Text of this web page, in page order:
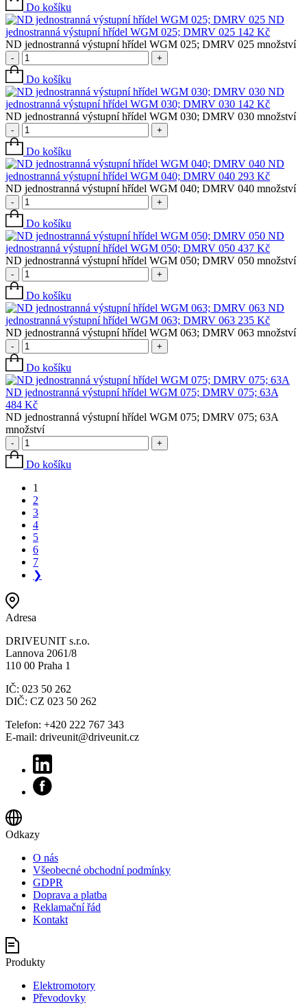
Do košíku
ND
jednostranná výstupní hřídel WGM 025; DMRV 025 142 Kč
ND jednostranná výstupní hřídel WGM 025; DMRV 025 množství
- +
Do košíku
ND
jednostranná výstupní hřídel WGM 030; DMRV 030 142 Kč
ND jednostranná výstupní hřídel WGM 030; DMRV 030 množství
- +
Do košíku
ND
jednostranná výstupní hřídel WGM 040; DMRV 040 293 Kč
ND jednostranná výstupní hřídel WGM 040; DMRV 040 množství
- +
Do košíku
ND
jednostranná výstupní hřídel WGM 050; DMRV 050 437 Kč
ND jednostranná výstupní hřídel WGM 050; DMRV 050 množství
- +
Do košíku
ND
jednostranná výstupní hřídel WGM 063; DMRV 063 235 Kč
ND jednostranná výstupní hřídel WGM 063; DMRV 063 množství
- +
Do košíku
ND jednostranná výstupní hřídel WGM 075; DMRV 075; 63A
484 Kč
ND jednostranná výstupní hřídel WGM 075; DMRV 075; 63A
množství
- +
Do košíku
1
2
3
4
5
6
7
❯
Adresa
DRIVEUNIT s.r.o.
Lannova 2061/8
110 00 Praha 1
IČ: 023 50 262
DIČ: CZ 023 50 262
Telefon: +420 222 767 343
E-mail: driveunit@driveunit.cz
Odkazy
O nás
Všeobecné obchodní podmínky
GDPR
Doprava a platba
Reklamační řád
Kontakt
Produkty
Elektromotory
Převodovky